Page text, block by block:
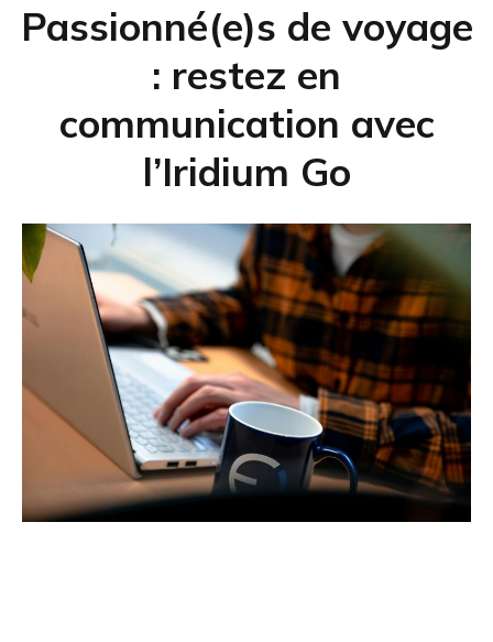
Passionné(e)s de voyage
: restez en
communication avec
l’Iridium Go